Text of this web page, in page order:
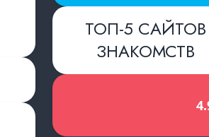
ТОП-5 САЙТОВ
ЗНАКОМСТВ